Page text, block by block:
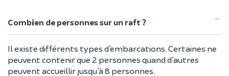
Combien de personnes sur un raft ?
Il existe différents types d’embarcations. Certaines ne
peuvent contenir que 2 personnes quand d’autres
peuvent accueillir jusqu’à 8 personnes.